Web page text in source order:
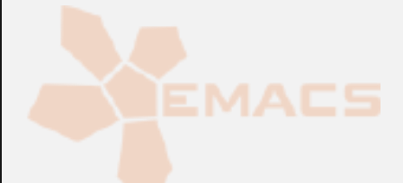
Fabricación Bajo Pedido